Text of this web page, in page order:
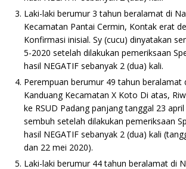
Laki-laki berumur 3 tahun beralamat di
Kecamatan Pantai Cermin, Kontak erat
Konfirmasi inisial. Sy (cucu) dinyatakan
5-2020 setelah dilakukan pemeriksaan
hasil NEGATIF sebanyak 2 (dua) kali.
Perempuan berumur 49 tahun beralamat
Kanduang Kecamatan X Koto Di atas,
ke RSUD Padang panjang tanggal 23
sembuh setelah dilakukan pemeriksaan
hasil NEGATIF sebanyak 2 (dua) kali
dan 22 mei 2020).
Laki-laki berumur 44 tahun beralamat di